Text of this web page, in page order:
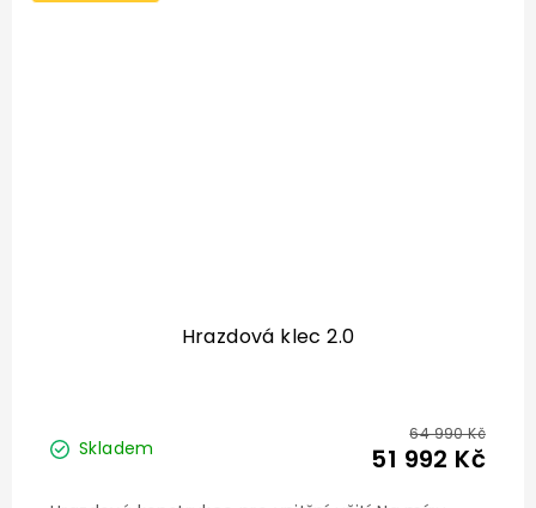
Hrazdová klec 2.0
Skladem
64 990 Kč
51 992 Kč